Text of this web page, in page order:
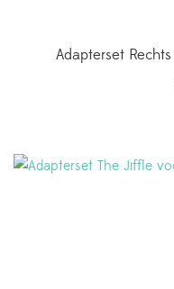
Adapterset